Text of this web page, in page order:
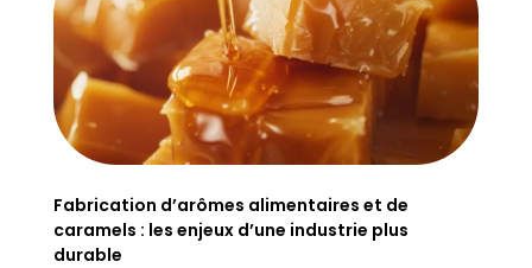
Fabrication d’arômes alimentaires et de
caramels : les enjeux d’une industrie plus
durable